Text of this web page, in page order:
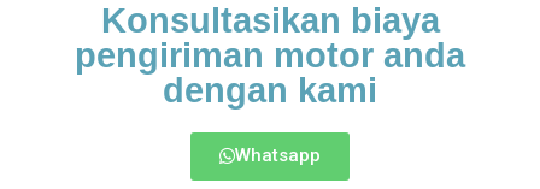
Konsultasikan biaya
pengiriman motor anda
dengan kami
Whatsapp